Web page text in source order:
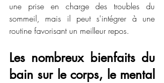
une prise en charge des troubles du
sommeil, mais il peut s'intégrer à une
routine favorisant un meilleur repos.
Les nombreux bienfaits du
bain sur le corps, le mental